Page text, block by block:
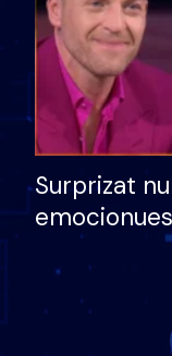
Surprizat
nëna dhe
nuk i